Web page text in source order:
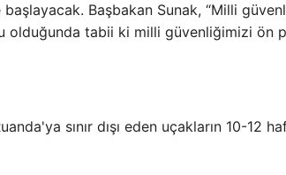
Başbakan Sunak, “Milli
olduğunda tabii ki milli güvenliğimizi ön
sınır dışı eden uçakların 10-12